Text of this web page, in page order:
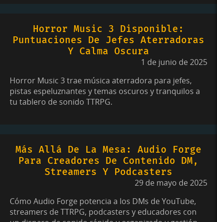
Horror Music 3 Disponible:
Puntuaciones De Jefes Aterradoras
Y Calma Oscura
1 de junio de 2025
Horror Music 3 trae música aterradora para jefes,
pistas espeluznantes y temas oscuros y tranquilos a
tu tablero de sonido TTRPG.
Más Allá De La Mesa: Audio Forge
Para Creadores De Contenido DM,
Streamers Y Podcasters
29 de mayo de 2025
Cómo Audio Forge potencia a los DMs de YouTube,
streamers de TTRPG, podcasters y educadores con